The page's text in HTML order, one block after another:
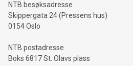
NTB besøksadresse
Skippergata 24 (Pressens hus)
0154 Oslo
NTB postadresse
Boks 6817 St. Olavs plass